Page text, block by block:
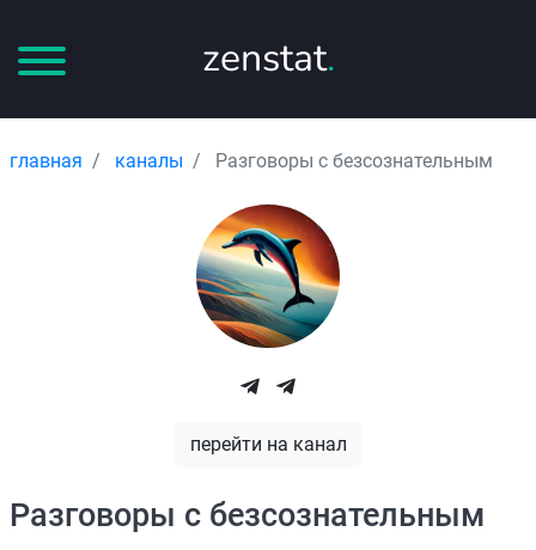
zenstat.
главная каналы Разговоры с безсознательным
перейти на канал
Разговоры с безсознательным